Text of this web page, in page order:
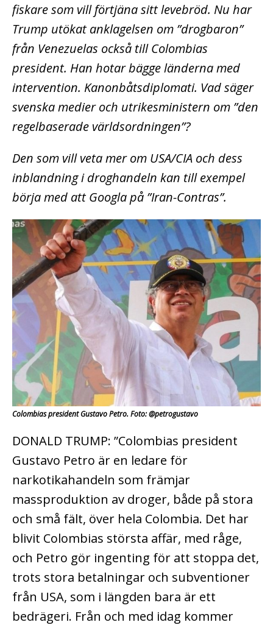
fiskare som vill förtjäna sitt levebröd. Nu har
Trump utökat anklagelsen om ”drogbaron”
från Venezuelas också till Colombias
president. Han hotar bägge länderna med
intervention. Kanonbåtsdiplomati. Vad säger
svenska medier och utrikesministern om ”den
regelbaserade världsordningen”?
Den som vill veta mer om USA/CIA och dess
inblandning i droghandeln kan till exempel
börja med att Googla på ”Iran-Contras”.
Colombias president Gustavo Petro. Foto: @petrogustavo
DONALD TRUMP: ”Colombias president
Gustavo Petro är en ledare för
narkotikahandeln som främjar
massproduktion av droger, både på stora
och små fält, över hela Colombia. Det har
blivit Colombias största affär, med råge,
och Petro gör ingenting för att stoppa det,
trots stora betalningar och subventioner
från USA, som i längden bara är ett
bedrägeri. Från och med idag kommer